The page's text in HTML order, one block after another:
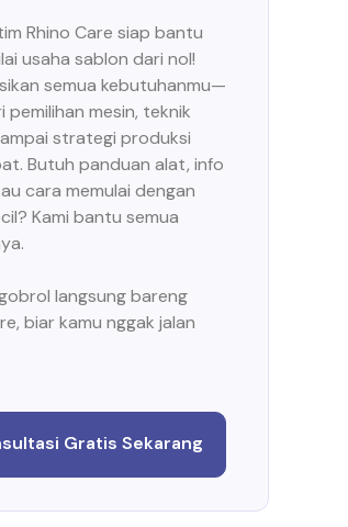
Rhino Care siap bantu
usaha sablon dari nol!
semua kebutuhanmu—
pemilihan mesin, teknik
strategi produksi
Butuh panduan alat, info
cara memulai dengan
Kami bantu semua
langsung bareng
biar kamu nggak jalan
Gratis Sekarang